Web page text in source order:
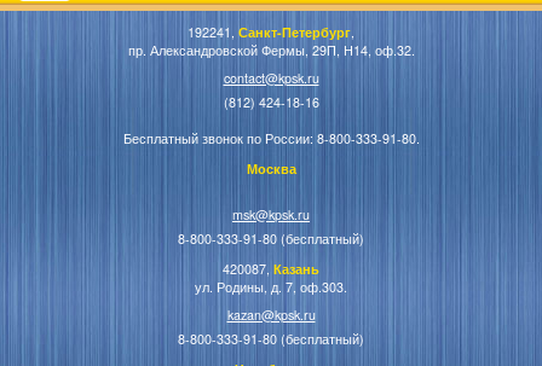
192241, Санкт-Петербург
пр. Александровской Фермы, 29П, Н14, оф.32.
contact@kpsk.ru
(812) 424-18-16
Бесплатный звонок по России: 8-800-333-91-80.
Москва
msk@kpsk.ru
8-800-333-91-80 (бесплатный)
420087, Казань
ул. Родины, д. 7, оф.303.
kazan@kpsk.ru
8-800-333-91-80 (бесплатный)